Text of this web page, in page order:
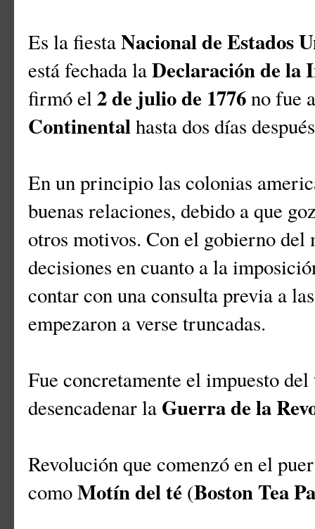
Es la fiestaNacional de Estados
está fechada laDeclaración de la
firmó el2 de julio de 1776no fue
Continentalhasta dos días
En un principio las colonias
buenas relaciones, debido a que
otros motivos. Con el gobierno del
decisiones en cuanto a la
contar con una consulta previa a
empezaron a verse truncadas.
Fue concretamente el impuesto
desencadenar la Guerra de la
Revolución que comenzó en el
comoMotín del té (Boston Tea